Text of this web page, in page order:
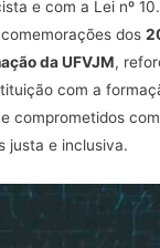
e com a Lei nº
dos
da UFVJM,
com a
comprometidos
justa e inclusiva.